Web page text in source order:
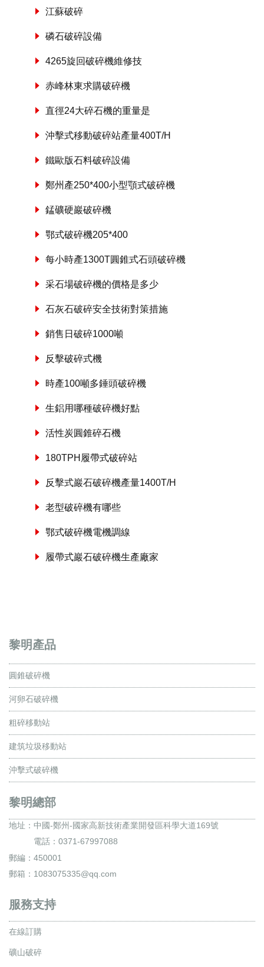
江蘇破碎
磷石破碎設備
4265旋回破碎機維修技
赤峰林東求購破碎機
直徑24大碎石機的重量是
沖擊式移動破碎站產量400T/H
鐵歐版石料破碎設備
鄭州產250*400小型顎式破碎機
錳礦硬巖破碎機
鄂式破碎機205*400
每小時產1300T圓錐式石頭破碎機
采石場破碎機的價格是多少
石灰石破碎安全技術對策措施
銷售日破碎1000噸
反擊破碎式機
時產100噸多錘頭破碎機
生鋁用哪種破碎機好點
活性炭圓錐碎石機
180TPH履帶式破碎站
反擊式巖石破碎機產量1400T/H
老型破碎機有哪些
鄂式破碎機電機調線
履帶式巖石破碎機生產廠家
黎明產品
圓錐破碎機
河卵石破碎機
粗碎移動站
建筑垃圾移動站
沖擊式破碎機
黎明總部
地址： 中國-鄭州-國家高新技術產業開發區科學大道169號
電話：0371-67997088
郵編：450001
郵箱：1083075335@qq.com
服務支持
在線訂購
礦山破碎